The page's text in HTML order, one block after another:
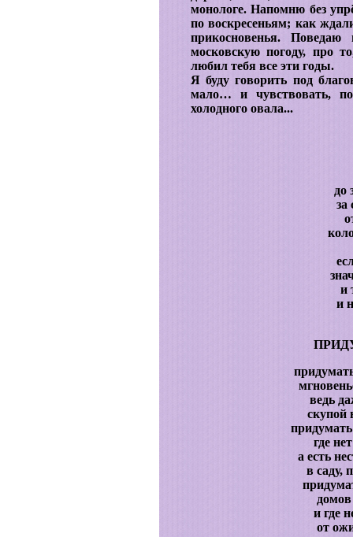
монологе. Напомню без
по воскресеньям; как
прикосновенья.
московскую погоду, про
любил тебя все эти годы.
Я буду говорить под
мало… и чувствовать,
холодного овала...
до
за
и
и
ведь
скупой
где
а есть
в саду,
и где
от